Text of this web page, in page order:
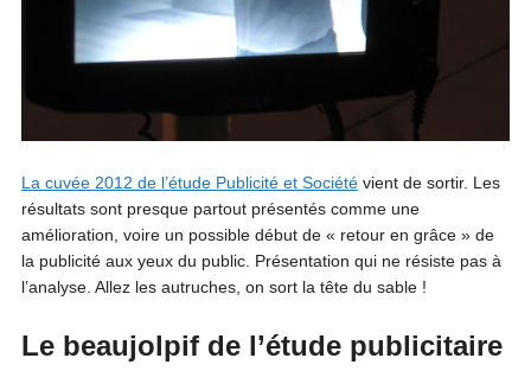
La cuvée 2012 de l’étude Publicité et Sociétévient de sortir. Les
résultats sont presque partout présentés comme une
amélioration, voire un possible début de « retour en grâce » de
la publicité aux yeux du public. Présentation qui ne résiste pas à
l’analyse. Allez les autruches, on sort la tête du sable !
Le beaujolpif de l’étude publicitaire